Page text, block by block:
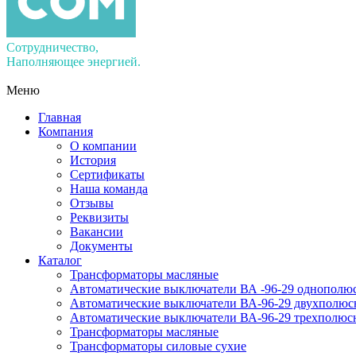
Сотрудничество,
Наполняющее энергией.
Меню
Главная
Компания
О компании
История
Сертификаты
Наша команда
Отзывы
Реквизиты
Вакансии
Документы
Каталог
Трансформаторы масляные
Автоматические выключатели ВА -96-29
Автоматические выключатели ВА-96-29
Автоматические выключатели ВА-96-29
Трансформаторы масляные
Трансформаторы силовые сухие